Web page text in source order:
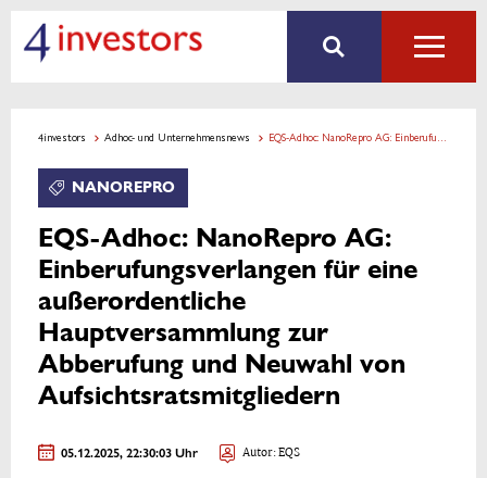
4investors Adhoc- und Unternehmensnews EQS-Adhoc: NanoRepro AG: Einberufungsverlangen für eine außerordentliche Hauptversammlung zur Abberufung und Neuwahl von Aufsichtsratsmitgliedern
NANOREPRO
EQS-Adhoc: NanoRepro AG:
Einberufungsverlangen für eine
außerordentliche
Hauptversammlung zur
Abberufung und Neuwahl von
Aufsichtsratsmitgliedern
05.12.2025, 22:30:03 Uhr Autor: EQS